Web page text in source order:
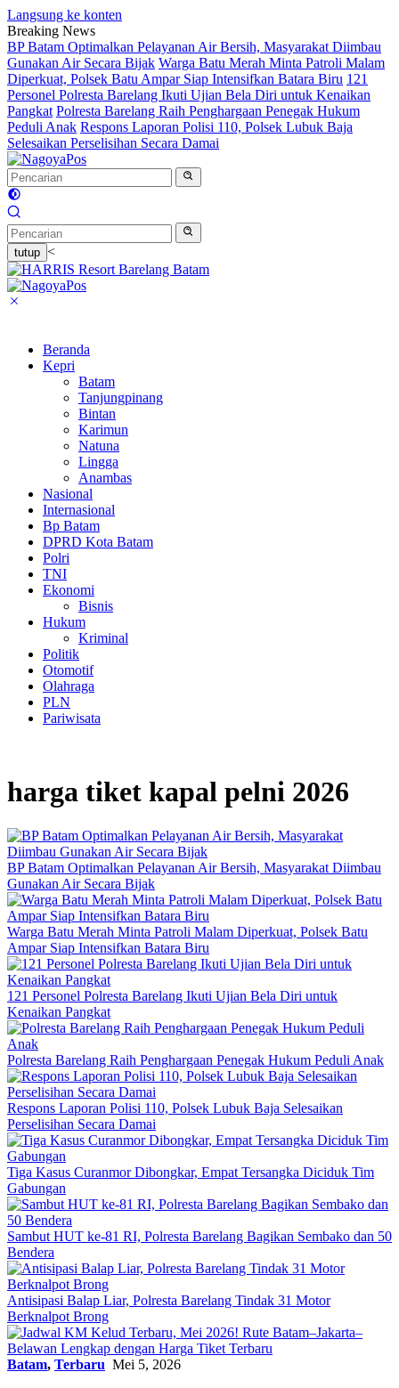
Langsung ke konten
Breaking News
BP Batam Optimalkan Pelayanan Air Bersih, Masyarakat Diimbau
Gunakan Air Secara Bijak Warga Batu Merah Minta Patroli Malam
Diperkuat, Polsek Batu Ampar Siap Intensifkan Batara Biru 121
Personel Polresta Barelang Ikuti Ujian Bela Diri untuk Kenaikan
Pangkat Polresta Barelang Raih Penghargaan Penegak Hukum
Peduli Anak Respons Laporan Polisi 110, Polsek Lubuk Baja
Selesaikan Perselisihan Secara Damai
tutup <
Beranda
Kepri
Batam
Tanjungpinang
Bintan
Karimun
Natuna
Lingga
Anambas
Nasional
Internasional
Bp Batam
DPRD Kota Batam
Polri
TNI
Ekonomi
Bisnis
Hukum
Kriminal
Politik
Otomotif
Olahraga
PLN
Pariwisata
harga tiket kapal pelni 2026
BP Batam Optimalkan Pelayanan Air Bersih, Masyarakat Diimbau
Gunakan Air Secara Bijak
Warga Batu Merah Minta Patroli Malam Diperkuat, Polsek Batu
Ampar Siap Intensifkan Batara Biru
121 Personel Polresta Barelang Ikuti Ujian Bela Diri untuk
Kenaikan Pangkat
Polresta Barelang Raih Penghargaan Penegak Hukum Peduli Anak
Respons Laporan Polisi 110, Polsek Lubuk Baja Selesaikan
Perselisihan Secara Damai
Tiga Kasus Curanmor Dibongkar, Empat Tersangka Diciduk Tim
Gabungan
Sambut HUT ke-81 RI, Polresta Barelang Bagikan Sembako dan 50
Bendera
Antisipasi Balap Liar, Polresta Barelang Tindak 31 Motor
Berknalpot Brong
Batam, Terbaru Mei 5, 2026